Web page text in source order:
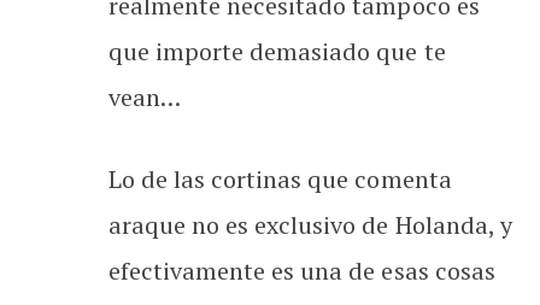
que importe demasiado que te
vean…
Lo de las cortinas que comenta
araque no es exclusivo de Holanda, y
efectivamente es una de esas cosas